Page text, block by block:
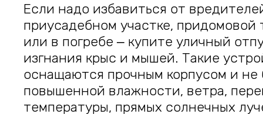
Если надо избавиться от
приусадебном участке, придомовой
или в погребе ‒ купите уличный
изгнания крыс и мышей. Такие
оснащаются прочным корпусом и не
повышенной влажности, ветра,
температуры, прямых солнечных